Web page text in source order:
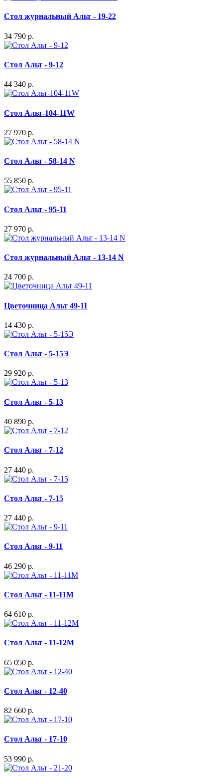
Стол журнальный Альт - 19-22
34 790 р.
Стол Альт - 9-12
44 340 р.
Стол Альт-104-11W
27 970 р.
Стол Альт - 58-14 N
55 850 р.
Стол Альт - 95-11
27 970 р.
Стол журнальный Альт - 13-14 N
24 700 р.
Цветочница Альт 49-11
14 430 р.
Стол Альт - 5-15Э
29 920 р.
Стол Альт - 5-13
40 890 р.
Стол Альт - 7-12
27 440 р.
Стол Альт - 7-15
27 440 р.
Стол Альт - 9-11
46 290 р.
Стол Альт - 11-11М
64 610 р.
Стол Альт - 11-12М
65 050 р.
Стол Альт - 12-40
82 660 р.
Стол Альт - 17-10
53 990 р.